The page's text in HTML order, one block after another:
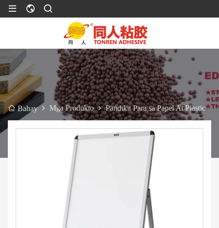
Bahay Mga Produkto Pandikit Para sa Papel At Plastic